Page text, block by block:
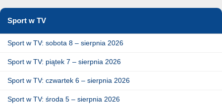
Sport w TV
Sport w TV: sobota 8 – sierpnia 2026
Sport w TV: piątek 7 – sierpnia 2026
Sport w TV: czwartek 6 – sierpnia 2026
Sport w TV: środa 5 – sierpnia 2026